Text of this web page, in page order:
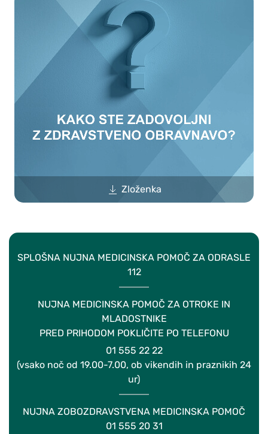
Zloženka
SPLOŠNA NUJNA MEDICINSKA POMOČ ZA ODRASLE
112
NUJNA MEDICINSKA POMOČ ZA OTROKE IN
MLADOSTNIKE
PRED PRIHODOM POKLIČITE PO TELEFONU
01 555 22 22
(vsako noč od 19.00-7.00, ob vikendih in praznikih 24
ur)
NUJNA ZOBOZDRAVSTVENA MEDICINSKA POMOČ
01 555 20 31